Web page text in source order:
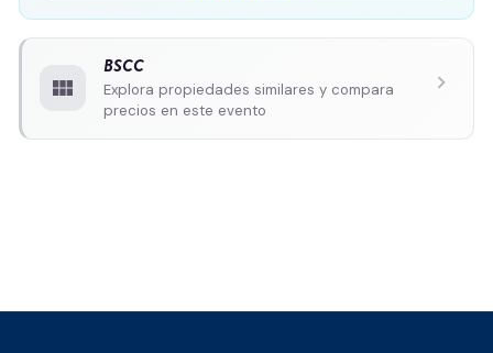
view_module
BSCC
Explora propiedades similares y compara
precios en este evento
chevron_right